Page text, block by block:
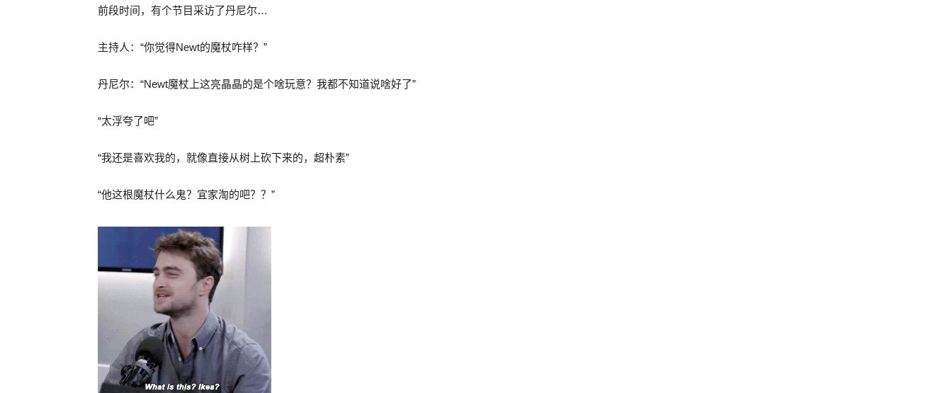
前段时间，有个节目采访了丹尼尔…
主持人：“你觉得Newt的魔杖咋样？”
丹尼尔：“Newt魔杖上这亮晶晶的是个啥玩意？我都不知道说啥好了”
“太浮夸了吧”
“我还是喜欢我的，就像直接从树上砍下来的，超朴素”
“他这根魔杖什么鬼？宜家淘的吧？？”